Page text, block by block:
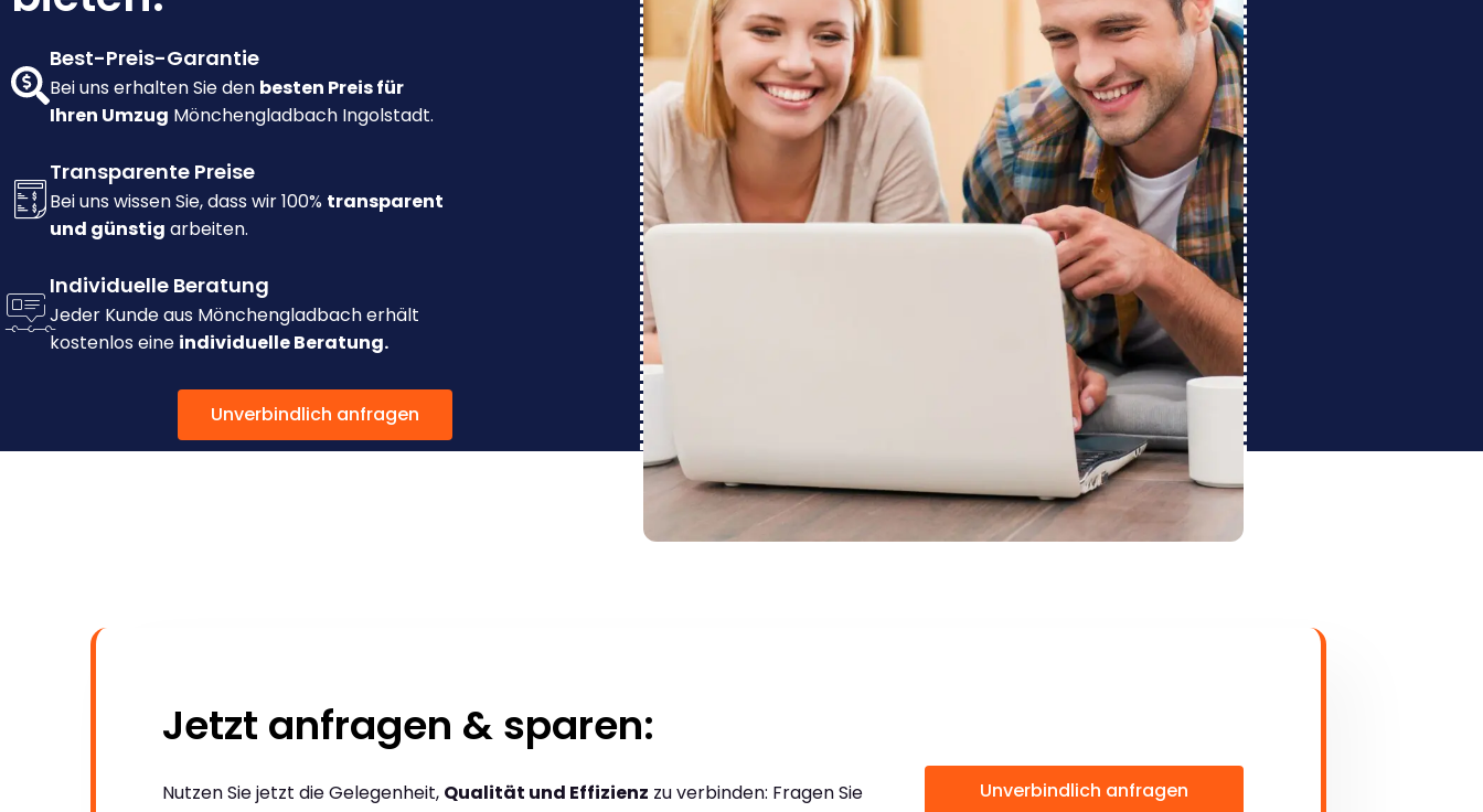
Best-Preis-Garantie
Bei uns erhalten Sie den besten Preis für
Ihren Umzug Mönchengladbach Ingolstadt.
Transparente Preise
Bei uns wissen Sie, dass wir 100% transparent
und günstig arbeiten.
Individuelle Beratung
Jeder Kunde aus Mönchengladbach erhält
kostenlos eine individuelle Beratung.
Unverbindlich anfragen
Jetzt anfragen & sparen:
Nutzen Sie jetzt die Gelegenheit, Qualität und Effizienz zu verbinden: Fragen Sie
Unverbindlich anfragen